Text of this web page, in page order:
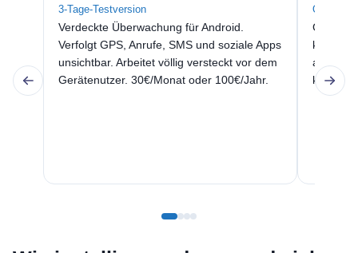
3-Tage-Testversion
Verdeckte Überwachung für Android.
Verfolgt GPS, Anrufe, SMS und soziale Apps
unsichtbar. Arbeitet völlig versteckt vor dem
Gerätenutzer. 30€/Monat oder 100€/Jahr.
Qustodio
GPS-
ab.